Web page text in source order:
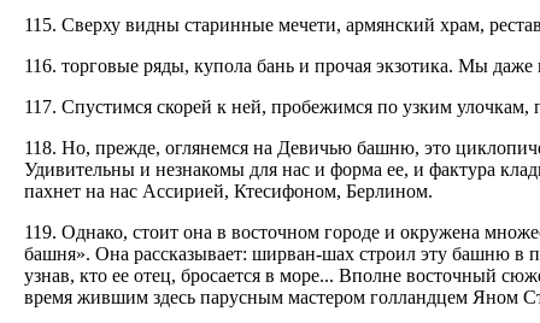
115. Сверху видны старинные мечети, армянский храм,
116. торговые ряды, купола бань и прочая экзотика. Мы
117. Спустимся скорей к ней, пробежимся по узким
118. Но, прежде, оглянемся на Девичью башню, это
Удивительны и незнакомы для нас и форма ее, и фактура
пахнет на нас Accирией, Ктесифоном, Берлином.
119. Однако, стоит она в восточном городе и окружена
башня». Она рассказывает: ширван-шах строил эту башню в
узнав, кто ее отец, бросается в море... Вполне восточный
время жившим здесь парусным мастером голландцем Яном